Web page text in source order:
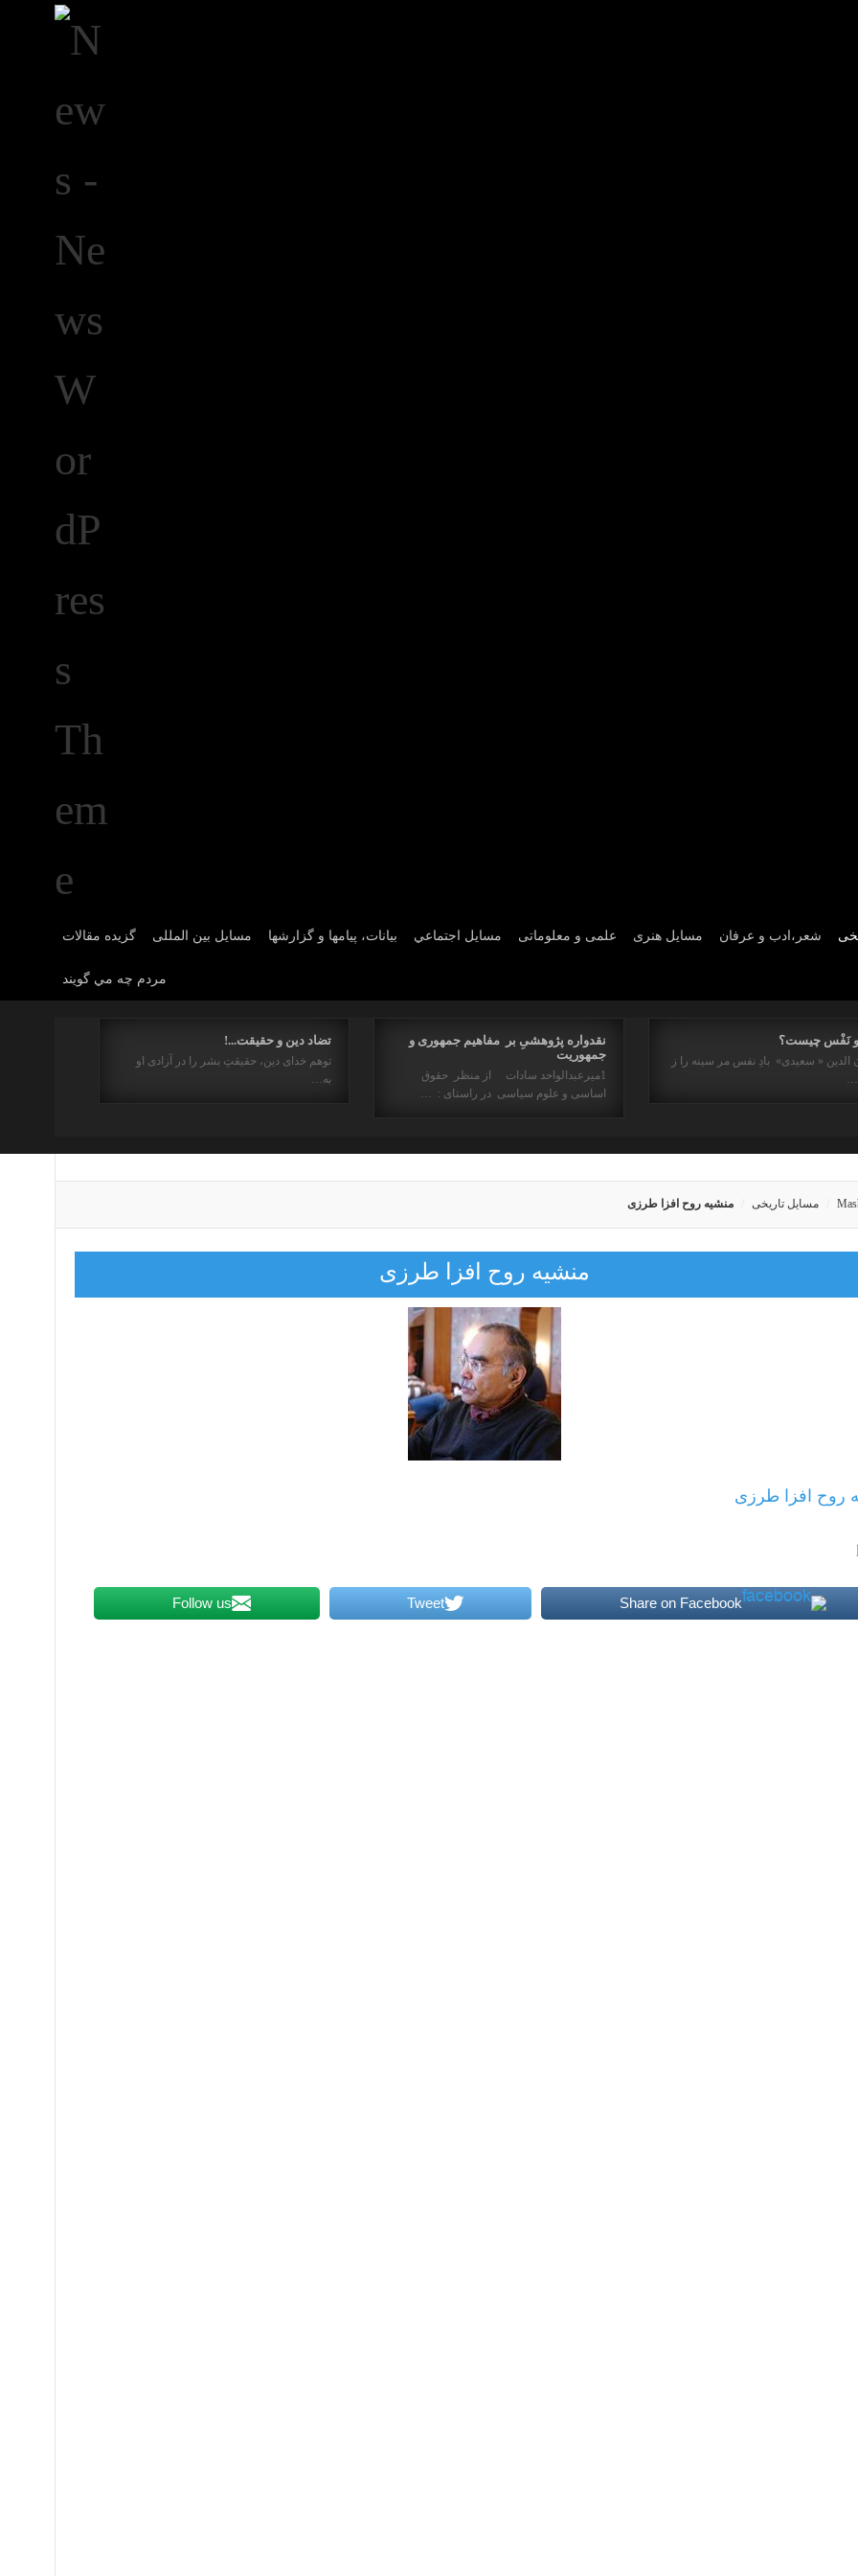
گزیده مقالات مسایل بین المللی بیانات، پیامها و گزارشها مسايل اجتماعي علمی و معلوماتی مسايل هنری شعر،ادب و عرفان
مردم چه مي گويند
تضاد دین و حقیقت...!
توهم خدای دین، حقیقتِ بشر را در آزادی او
به…
نقدواره پژوهشیِ بر مفاهیم جمهوری و
جمهوریت
1میرعبدالواحد سادات از منظر حقوق
اساسی و علوم سیاسی در راستای : …
و نَفْس چیست؟
الدین « سعیدی» بادِ نفس مر سینه را ز
مسایل تاریخی منشیه روح افزا طرزی
منشیه روح افزا طرزی
روح افزا طرزی
Share on Facebook
Tweet
Follow us